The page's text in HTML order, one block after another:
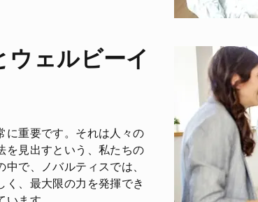
ェルビーイ
に重要です。それは人々の
を見出すという、私たちの
で、ノバルティスでは、
く、最大限の力を発揮でき